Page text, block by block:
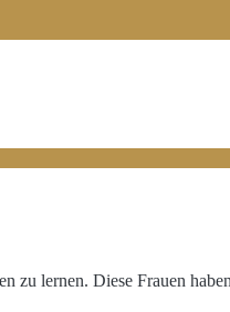
zu lernen. Diese Frauen